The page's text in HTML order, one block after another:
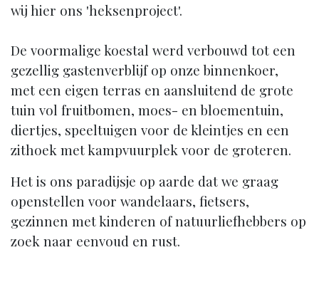
wij hier ons 'heksenproject'.
De voormalige koestal werd verbouwd tot een
gezellig gastenverblijf op onze binnenkoer,
met een eigen terras en aansluitend de grote
tuin vol fruitbomen, moes- en bloementuin,
diertjes, speeltuigen voor de kleintjes en een
zithoek met kampvuurplek voor de groteren.
Het is ons paradijsje op aarde dat we graag
openstellen voor wandelaars, fietsers,
gezinnen met kinderen of natuurliefhebbers op
zoek naar eenvoud en rust.